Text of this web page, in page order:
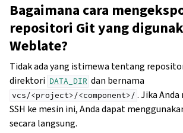
Bagaimana cara
repositori Git yang
Weblate?
Tidak ada yang istimewa tentang
direktori DATA_DIR dan bernama
vcs/<project>/<component>/ . Jika
SSH ke mesin ini, Anda dapat
secara langsung.